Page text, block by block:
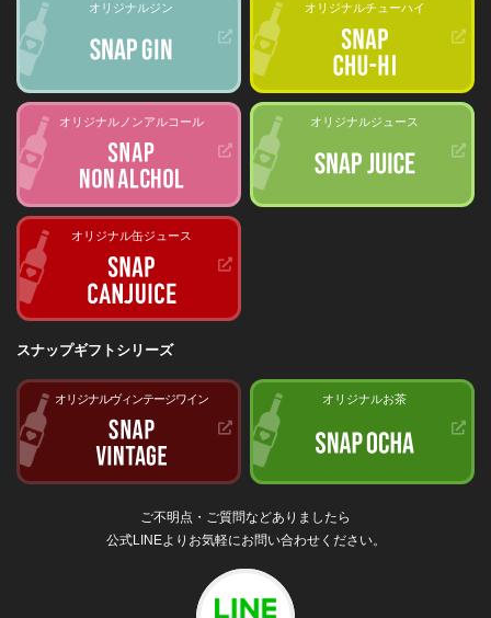
オリジナルジン オリジナルチューハイ
オリジナルノンアルコール オリジナルジュース
オリジナル缶ジュース
スナップギフトシリーズ
オリジナルヴィンテージワイン オリジナルお茶
ご不明点・ご質問などありましたら
公式LINEよりお気軽にお問い合わせください。